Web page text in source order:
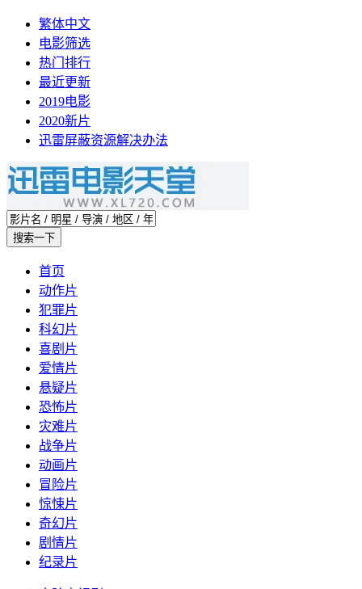
繁体中文
电影筛选
热门排行
最近更新
2019电影
2020新片
迅雷屏蔽资源解决办法
首页
动作片
犯罪片
科幻片
喜剧片
爱情片
悬疑片
恐怖片
灾难片
战争片
动画片
冒险片
惊悚片
奇幻片
剧情片
纪录片